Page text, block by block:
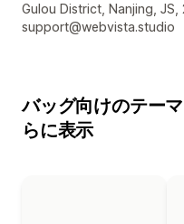
デザイナーの連絡先情報
Gulou District, Nanjing, JS,
support@webvista.studio
バッグ向けのテー
らに表示